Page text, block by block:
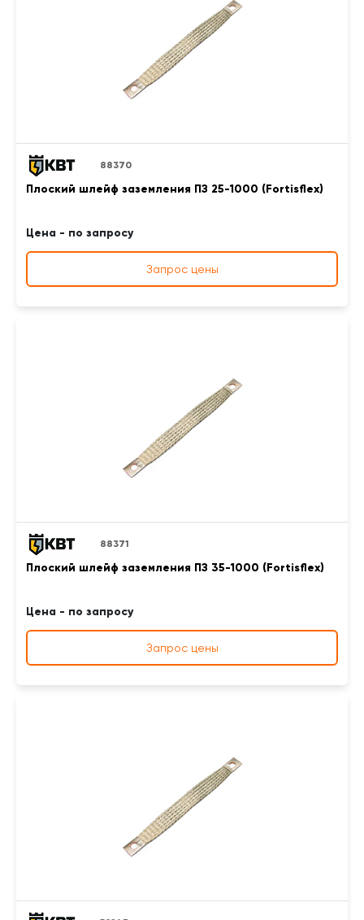
88370
Плоский шлейф заземления ПЗ 25-1000 (Fortisflex)
Цена - по запросу
Запрос цены
88371
Плоский шлейф заземления ПЗ 35-1000 (Fortisflex)
Цена - по запросу
Запрос цены